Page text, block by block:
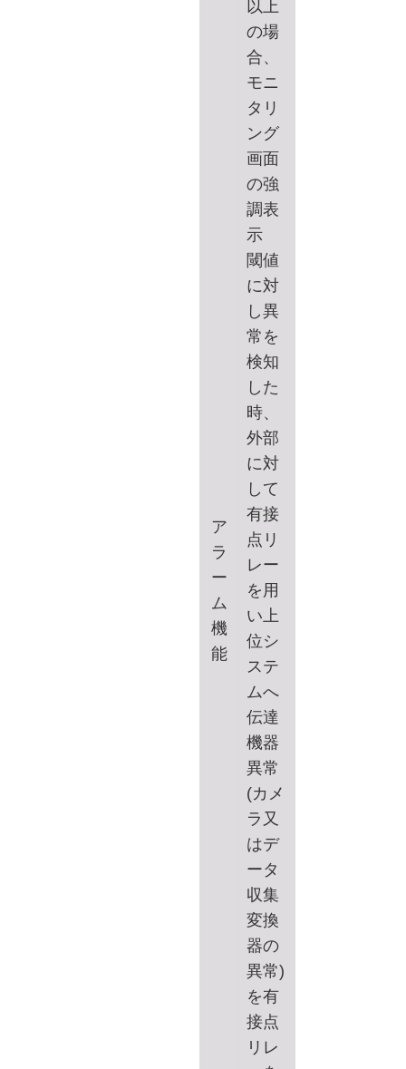
ア
ラ
ー
ム
機
能
以上
の場
合、
モニ
タリ
ング
画面
の強
調表
示
閾値
に対
し異
常を
検知
した
時、
外部
に対
して
有接
点リ
レー
を用
い上
位シ
ステ
ムへ
伝達
機器
異常
(カメ
ラ又
はデ
ータ
収集
変換
器の
異常)
を有
接点
リレ